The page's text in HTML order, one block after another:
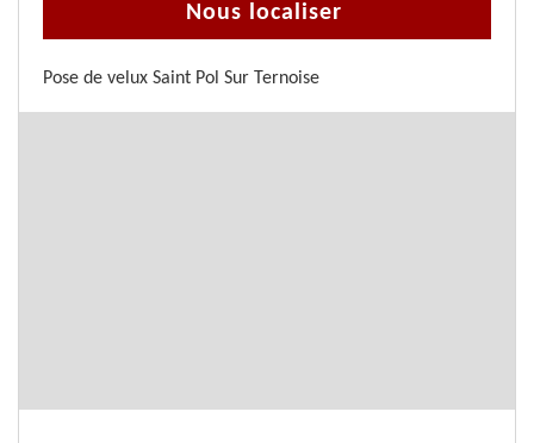
Nous localiser
Pose de velux Saint Pol Sur Ternoise